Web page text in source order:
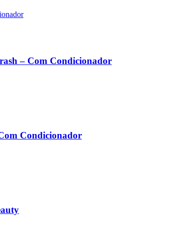
– Com Condicionador
Condicionador